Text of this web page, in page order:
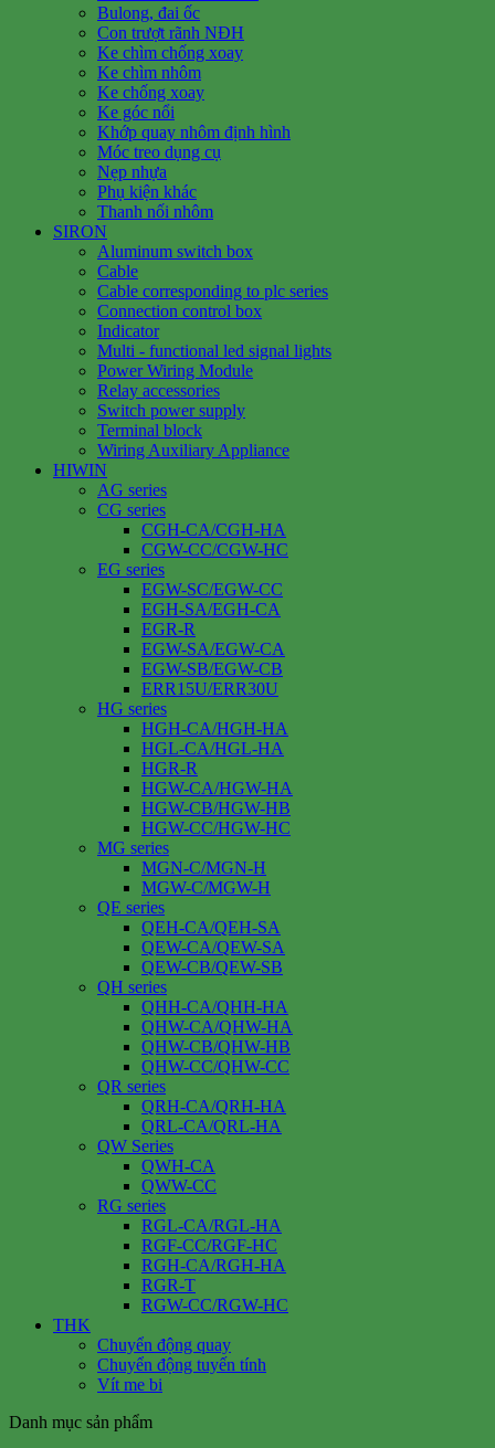
Bulong, đai ốc
Con trượt rãnh NĐH
Ke chìm chống xoay
Ke chìm nhôm
Ke chống xoay
Ke góc nổi
Khớp quay nhôm định hình
Móc treo dụng cụ
Nẹp nhựa
Phụ kiện khác
Thanh nối nhôm
SIRON
Aluminum switch box
Cable
Cable corresponding to plc series
Connection control box
Indicator
Multi - functional led signal lights
Power Wiring Module
Relay accessories
Switch power supply
Terminal block
Wiring Auxiliary Appliance
HIWIN
AG series
CG series
CGH-CA/CGH-HA
CGW-CC/CGW-HC
EG series
EGW-SC/EGW-CC
EGH-SA/EGH-CA
EGR-R
EGW-SA/EGW-CA
EGW-SB/EGW-CB
ERR15U/ERR30U
HG series
HGH-CA/HGH-HA
HGL-CA/HGL-HA
HGR-R
HGW-CA/HGW-HA
HGW-CB/HGW-HB
HGW-CC/HGW-HC
MG series
MGN-C/MGN-H
MGW-C/MGW-H
QE series
QEH-CA/QEH-SA
QEW-CA/QEW-SA
QEW-CB/QEW-SB
QH series
QHH-CA/QHH-HA
QHW-CA/QHW-HA
QHW-CB/QHW-HB
QHW-CC/QHW-CC
QR series
QRH-CA/QRH-HA
QRL-CA/QRL-HA
QW Series
QWH-CA
QWW-CC
RG series
RGL-CA/RGL-HA
RGF-CC/RGF-HC
RGH-CA/RGH-HA
RGR-T
RGW-CC/RGW-HC
THK
Chuyển động quay
Chuyển động tuyến tính
Vít me bi
Danh mục sản phẩm